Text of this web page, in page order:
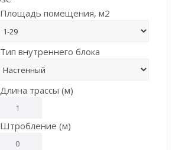
Площадь помещения, м2
Тип внутреннего блока
Длина трассы (м)
Штробление (м)